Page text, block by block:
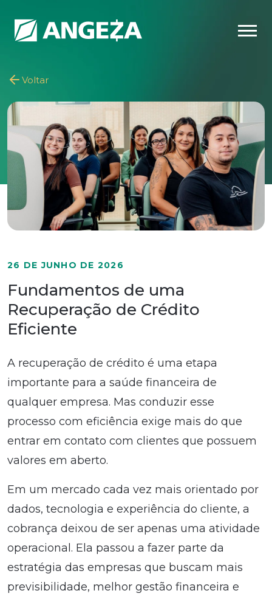
Voltar
26 DE JUNHO DE 2026
Fundamentos de uma
Recuperação de Crédito
Eficiente
A recuperação de crédito é uma etapa
importante para a saúde financeira de
qualquer empresa. Mas conduzir esse
processo com eficiência exige mais do que
entrar em contato com clientes que possuem
valores em aberto.
Em um mercado cada vez mais orientado por
dados, tecnologia e experiência do cliente, a
cobrança deixou de ser apenas uma atividade
operacional. Ela passou a fazer parte da
estratégia das empresas que buscam mais
previsibilidade, melhor gestão financeira e